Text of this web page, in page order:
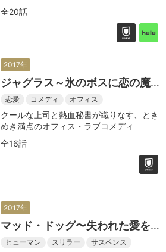
全20話
2017年
ジャグラス～氷のボスに恋の魔
法を～
恋愛 コメディ オフィス
クールな上司と熱血秘書が織りなす、とき
めき満点のオフィス・ラブコメディ
全16話
2017年
マッド・ドッグ〜失われた愛を
求めて〜
ヒューマン スリラー サスペンス